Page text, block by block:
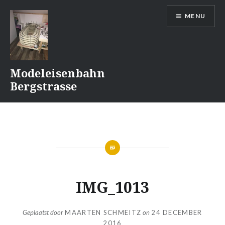
inhoud
springen
Modeleisenbahn
Bergstrasse
MENU
IMG_1013
Geplaatst doorMAARTEN SCHMEITZ on 24 DECEMBER
2016